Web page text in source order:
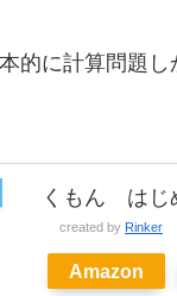
的に計算問題
くもん はじ
created by Rinker
Amazon